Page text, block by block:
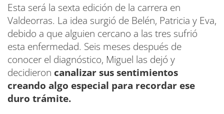
Esta será la sexta edición de la carrera en
Valdeorras. La idea surgió de Belén, Patricia y Eva,
debido a que alguien cercano a las tres sufrió
esta enfermedad. Seis meses después de
conocer el diagnóstico, Miguel las dejó y
decidieron canalizar sus sentimientos
creando algo especial para recordar ese
duro trámite.